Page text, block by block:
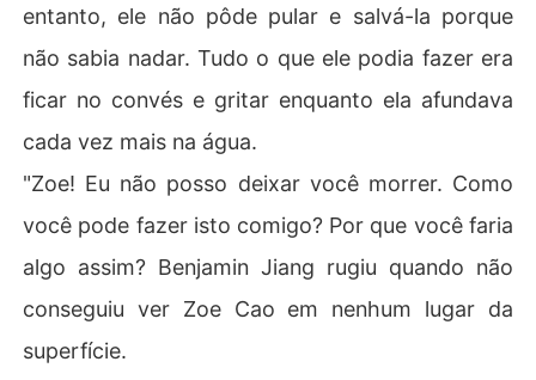
entanto, ele não pôde pular e salvá-la porque
não sabia nadar. Tudo o que ele podia fazer era
ficar no convés e gritar enquanto ela afundava
cada vez mais na água.
"Zoe! Eu não posso deixar você morrer. Como
você pode fazer isto comigo? Por que você faria
algo assim? Benjamin Jiang rugiu quando não
conseguiu ver Zoe Cao em nenhum lugar da
superfície.